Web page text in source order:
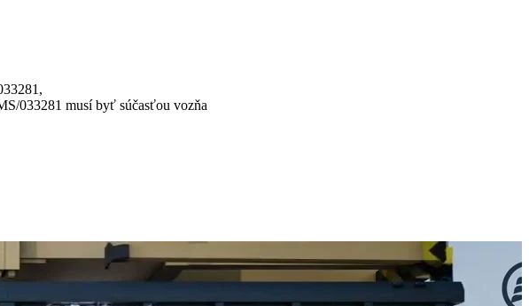
033281 musí byť súčasťou vozňa